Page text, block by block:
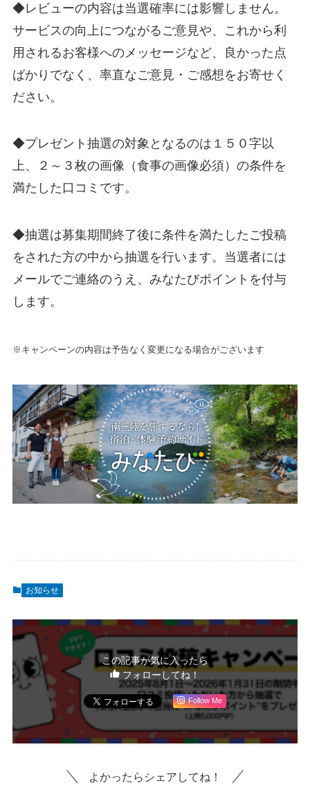
◆レビューの内容は当選確率には影響しません。
サービスの向上につながるご意見や、これから利
用されるお客様へのメッセージなど、良かった点
ばかりでなく、率直なご意見・ご感想をお寄せく
ださい。
◆プレゼント抽選の対象となるのは１５０字以
上、２～３枚の画像（食事の画像必須）の条件を
満たした口コミです。
◆抽選は募集期間終了後に条件を満たしたご投稿
をされた方の中から抽選を行います。当選者には
メールでご連絡のうえ、みなたびポイントを付与
します。
※キャンペーンの内容は予告なく変更になる場合がございます
お知らせ
この記事が気に入ったら
フォローしてね！
Follow Me
よかったらシェアしてね！